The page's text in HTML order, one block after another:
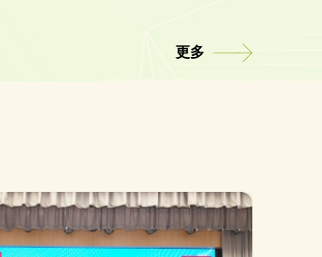
申請
更多